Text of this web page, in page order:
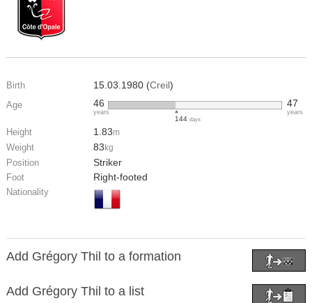
Birth 15.03.1980 (Creil)
Age 46
years
144days
47
years
Height 1.83m
Weight 83 kg
Position Striker
Foot Right-footed
Nationality
Add Grégory Thil to a formation
Add Grégory Thil to a list